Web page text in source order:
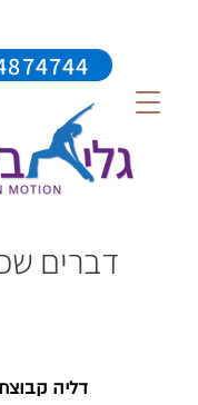
דברים
דליה